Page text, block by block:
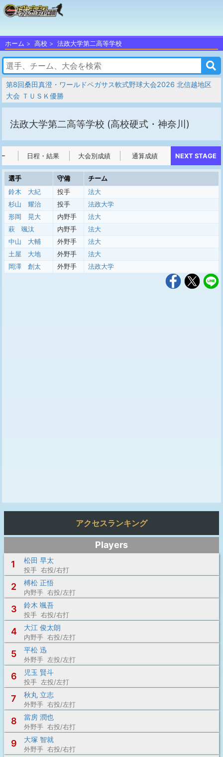
ホーム 高校 法政大学第二高等学校
第8回桑田真澄・ワールドペガサス軟式野球大会2026 北信越地区
大会 ＴＵＳＫ優勝
法政大学第二高等学校 (高校硬式・神奈川)
日程・結果 大会別成績 通算成績 NEXT STAGE
選手 守備
チーム
鈴木 大紀
投手
法大
杉山 耀治
投手
法政大学
形岡 晃大
内野手
法大
萩 颯汰
内野手
法大
中山 大輔
外野手
法大
土屋 大地
外野手
法大
岡澤 創太
外野手 法政大学
アクセスランキング
Players
1
松田 早太
投手 右投/右打
2 榑松 正悟
内野手 右投/左打
3 鈴木 颯吾
投手 右投/右打
4 大江 俊太朗
内野手 右投/左打
5 平松 迅
外野手 左投/左打
6 児玉 賢斗
投手 左投/左打
7 秋丸 立志
外野手 右投/左打
8 當房 潤也
外野手 右投/右打
9 大塚 智就
外野手 右投/右打